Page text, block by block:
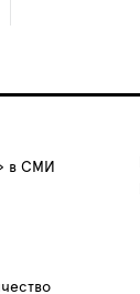
в СМИ